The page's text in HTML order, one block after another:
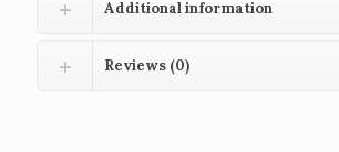
Additional information
Reviews (0)